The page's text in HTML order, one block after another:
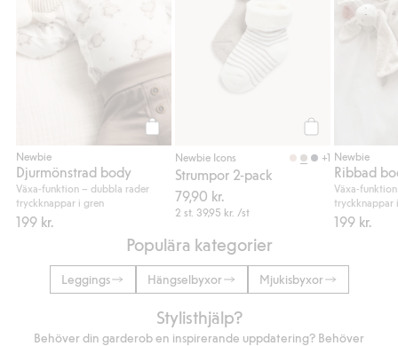
Köp
Newbie
Djurmönstrad body
Växa-funktion – dubbla rader
tryckknappar i gren
199 kr.
Newbie Icons +1
Strumpor 2-pack
79,90 kr.
2 st. 39,95 kr. /st
Newbie
Växa-
tryckknappar
199 kr.
Populära kategorier
Leggings Hängselbyxor Mjukisbyxor
Stylisthjälp?
Behöver din garderob en inspirerande uppdatering? Behöver